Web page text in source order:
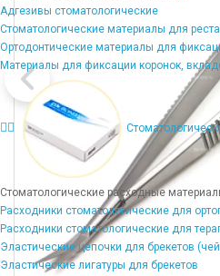
Адгезивы стоматологические
Стоматологические материалы для
Ортодонтические материалы для
Материалы для фиксации коронок,
Стоматологические расходные
Расходники стоматологические для
Расходники стоматологические для
Эластические цепочки для брекетов
Эластические лигатуры для брекетов